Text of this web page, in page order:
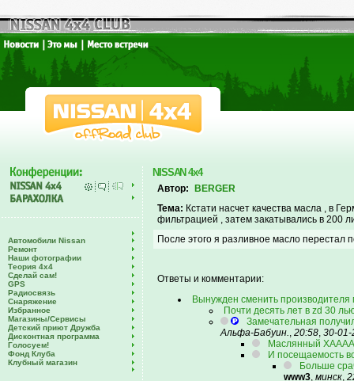
Автомобили Nissan
Ремонт
Наши фотографии
Теория 4х4
Сделай сам!
GPS
Радиосвязь
Снаряжение
Избранное
Магазины/Сервисы
Детский приют Дружба
Дисконтная программа
Голосуем!
Фонд Клуба
Клубный магазин
NISSAN 4x4
Автор:
BERGER
Тема: Кстати насчет качества масла , в
фильтрацией , затем закатывались в 200
После этого я разливное масло перестал
Ответы и комментарии:
Вынужден сменить производителя
Почти десять лет в zd 30
Замечательная
Альфа-Бабуин., 20:58, 30-01-
Маслянный
И посещаемость
Больше
www3, минск,